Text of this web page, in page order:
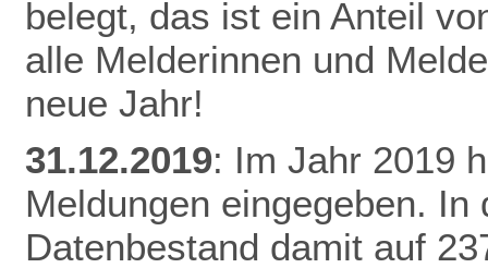
belegt, das ist ein Anteil
alle Melderinnen und
neue Jahr!
31.12.2019: Im Jahr 2019
Meldungen eingegeben.
Datenbestand damit auf